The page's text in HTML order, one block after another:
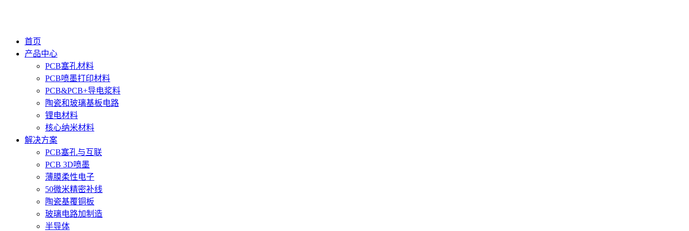
首页
产品中心
PCB塞孔材料
PCB喷墨打印材料
PCB&PCB+导电浆料
陶瓷和玻璃基板电路
锂电材料
核心纳米材料
解决方案
PCB塞孔与互联
PCB 3D喷墨
薄膜柔性电子
50微米精密补线
陶瓷基覆铜板
玻璃电路加制造
半导体